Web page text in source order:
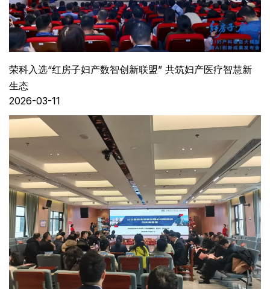
荣科入选“红房子妇产数智创新联盟” 共筑妇产医疗智慧新
生态
2026-03-11